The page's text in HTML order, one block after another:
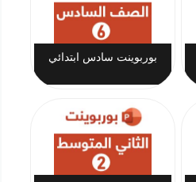
بوربوينت سادس ابتدائي